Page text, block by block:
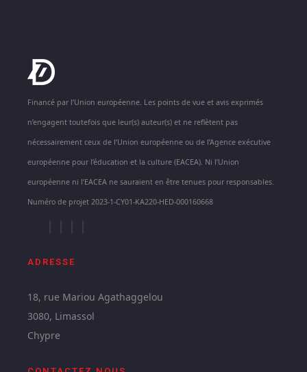
Financé par l’Union européenne. Les points de vue et avis exprimés
n’engagent toutefois que leur(s) auteur(s) et ne reflètent pas
nécessairement ceux de l’Union européenne ou de l’Agence exécutive
européenne pour l’éducation et la culture (EACEA). Ni l’Union
européenne ni l’EACEA ne sauraient en être tenues pour responsables.
Numéro de projet 2023-1-CY01-KA220-HED-000160668
ADRESSE
18, rue Mariou Agathaggelou
3080, Limassol
Chypre